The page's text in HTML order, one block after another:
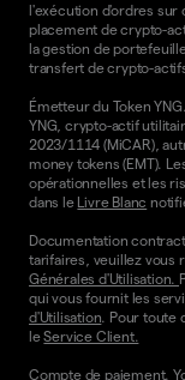
l'exécution d'ordres sur
placement de crypto-
la gestion de
transfert de crypto-
Émetteur du Token
YNG, crypto-actif
2023/1114 (MiCAR),
money tokens (EMT).
opérationnelles et les
dans le Livre Blanc
Documentation
tarifaires, veuillez vous
Générales d'Utilisation.
qui vous fournit les
d'Utilisation. Pour toute
leService Client.
Compte de paiement.